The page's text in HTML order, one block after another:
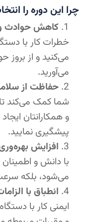
چرا این دوره را
کاهش حوادث
خطرات کار با
می‌کنید و از
می‌آورید.
حفاظت از
شما کمک می‌کند
و همکارانتان
پیشگیری نمایید.
افزایش
با دانش و اطمینان
می‌شود، بلکه
انطباق با
ایمنی کار با